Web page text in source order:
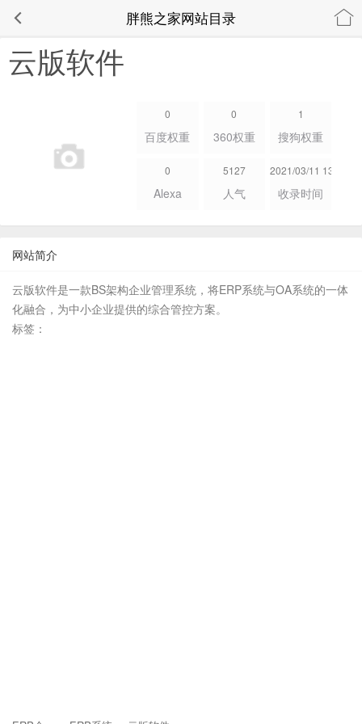
胖熊之家网站目录
云版软件
0
百度权重
0
360权重
1
搜狗权重
0
Alexa
5127
人气
2021/03/11 13:07:43
收录时间
网站简介
云版软件是一款BS架构企业管理系统，将ERP系统与OA系统的一体
化融合，为中小企业提供的综合管控方案。
标签：